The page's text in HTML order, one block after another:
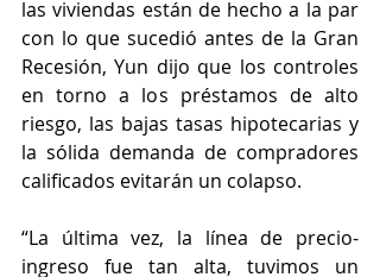
las viviendas están de hecho a la par
con lo que sucedió antes de la Gran
Recesión, Yun dijo que los controles
en torno a los préstamos de alto
riesgo, las bajas tasas hipotecarias y
la sólida demanda de compradores
calificados evitarán un colapso.
“La última vez, la línea de precio-
ingreso fue tan alta, tuvimos un